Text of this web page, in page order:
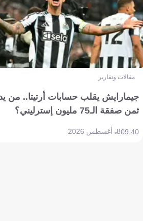
مقالات وتقارير
جيمارايش يقلب حسابات أرتيتا.. من
ثمن صفقة الـ75 مليون إسترليني؟
09:408 أغسطس 2026